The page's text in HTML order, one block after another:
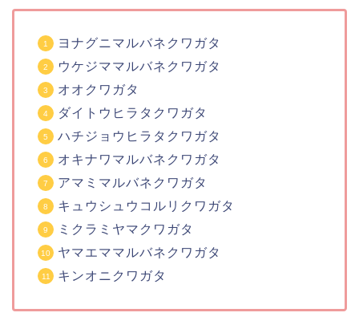
ヨナグニマルバネクワガタ
ウケジママルバネクワガタ
オオクワガタ
ダイトウヒラタクワガタ
ハチジョウヒラタクワガタ
オキナワマルバネクワガタ
アマミマルバネクワガタ
キュウシュウコルリクワガタ
ミクラミヤマクワガタ
ヤマエママルバネクワガタ
キンオニクワガタ